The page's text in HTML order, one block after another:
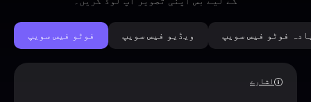
فوٹو فیس سویپ ویڈیو فیس سویپ فوٹو فیس سویپ
اشارے